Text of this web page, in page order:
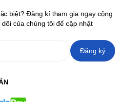
biệt? Đăng kí tham gia ngay cộng
của chúng tôi để cập nhật
Đăng ký